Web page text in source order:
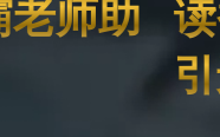
师助